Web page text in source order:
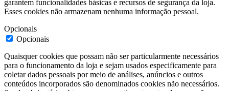
garantem funcionalidades básicas e recursos de segurança da loja.
Esses cookies não armazenam nenhuma informação pessoal.
Opcionais
Opcionais
Quaisquer cookies que possam não ser particularmente necessários
para o funcionamento da loja e sejam usados especificamente para
coletar dados pessoais por meio de análises, anúncios e outros
conteúdos incorporados são denominados cookies não necessários.